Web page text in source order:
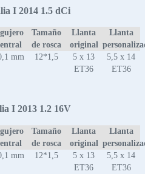
I 2014 1.5 dCi
Tamaño
de rosca
Llanta
original
Llanta
mm 12*1,5
5 x 13
ET36
5,5 x 14
ET36
I 2013 1.2 16V
Tamaño
de rosca
Llanta
original
Llanta
mm 12*1,5
5 x 13
ET36
5,5 x 14
ET36